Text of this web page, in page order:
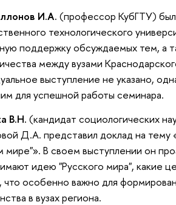
И.А. (профессор КубГТУ) был
технологического
поддержку обсуждаемых тем, а
между вузами
выступление не указано,
для успешной работы семинара.
В.Н. (кандидат социологических
Д.А. представил доклад на
мире"». В своем выступлении он
идею "Русского мира", какие
что особенно важно для
в вузах региона.